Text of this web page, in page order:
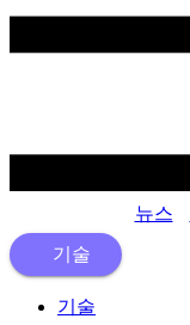
뉴스
기술
기술